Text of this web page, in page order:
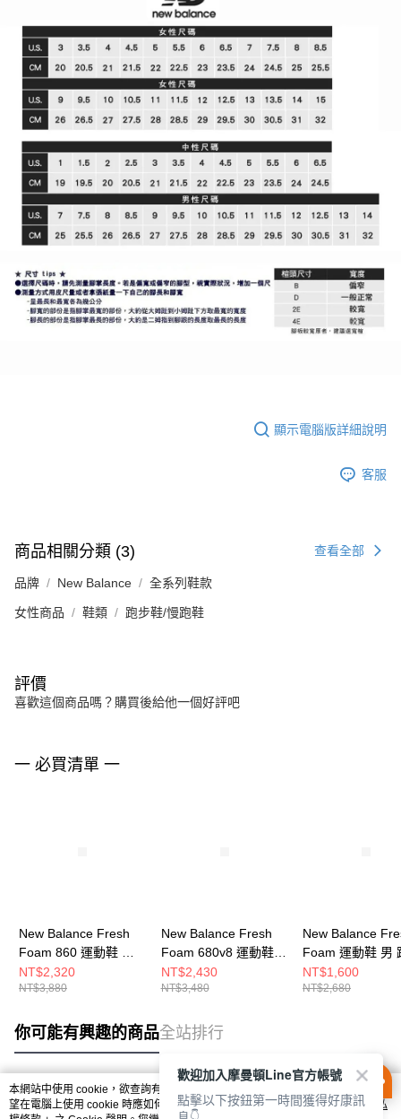
顯示電腦版詳細說明
客服
商品相關分類 (3) 查看全部
品牌 New Balance 全系列鞋款
女性商品 鞋類 跑步鞋/慢跑鞋
評價
喜歡這個商品嗎？購買後給他一個好評吧
一 必買清單 一
New Balance Fresh
Foam 860 運動鞋 女
跑步鞋 W86014A-D
NT$2,320
NT$3,880
New Balance Fresh
Foam 680v8 運動鞋
男 跑步鞋
M680WBK8-2E
NT$2,430
NT$3,480
New Balance
Foam 運動鞋 男
鞋 MAMASSA1-
NT$1,600
NT$2,680
你可能有興趣的商品全站排行
熱門標籤
本網站中使用 cookie，欲查詢有關本網站使用 cookie 方式之詳情，及若您不希
望在電腦上使用 cookie 時應如何變更電腦的 cookie 設定，請參閱本網站「
隱私
歡迎加入摩曼頓Line官方帳號
點擊以下按鈕第一時間獲得好康訊